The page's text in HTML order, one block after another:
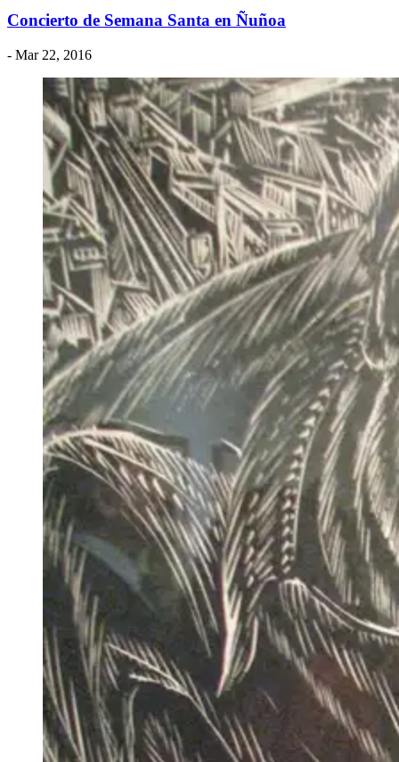
Concierto de Semana Santa en Ñuñoa
- Mar 22, 2016